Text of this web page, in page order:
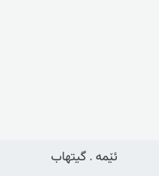
ئێمە . گیتهاب